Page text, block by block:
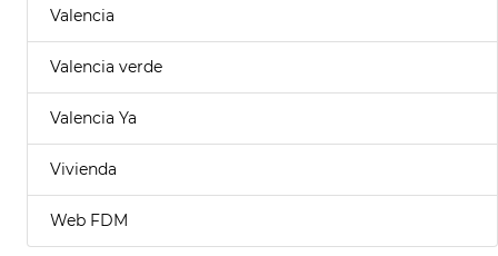
Valencia
Valencia verde
Valencia Ya
Vivienda
Web FDM